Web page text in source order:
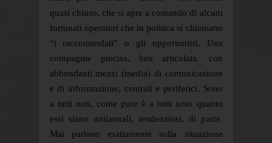
quasi chiuso, che si apre a comando di alcuni
fortunati operatori che in politica si chiamano
“i raccomandati” o gli opportunisti. Una
compagine precisa, ben articolata, con
abbondanti mezzi (media) di comunicazione
e di informazione, centrali e periferici. Sono
a tutti noti, come pure è a tutti noto quanto
essi siano unilaterali, tendenziosi, di parte.
Mai parlano esattamente sulla situazione